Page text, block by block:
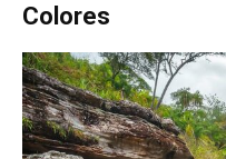
Colores